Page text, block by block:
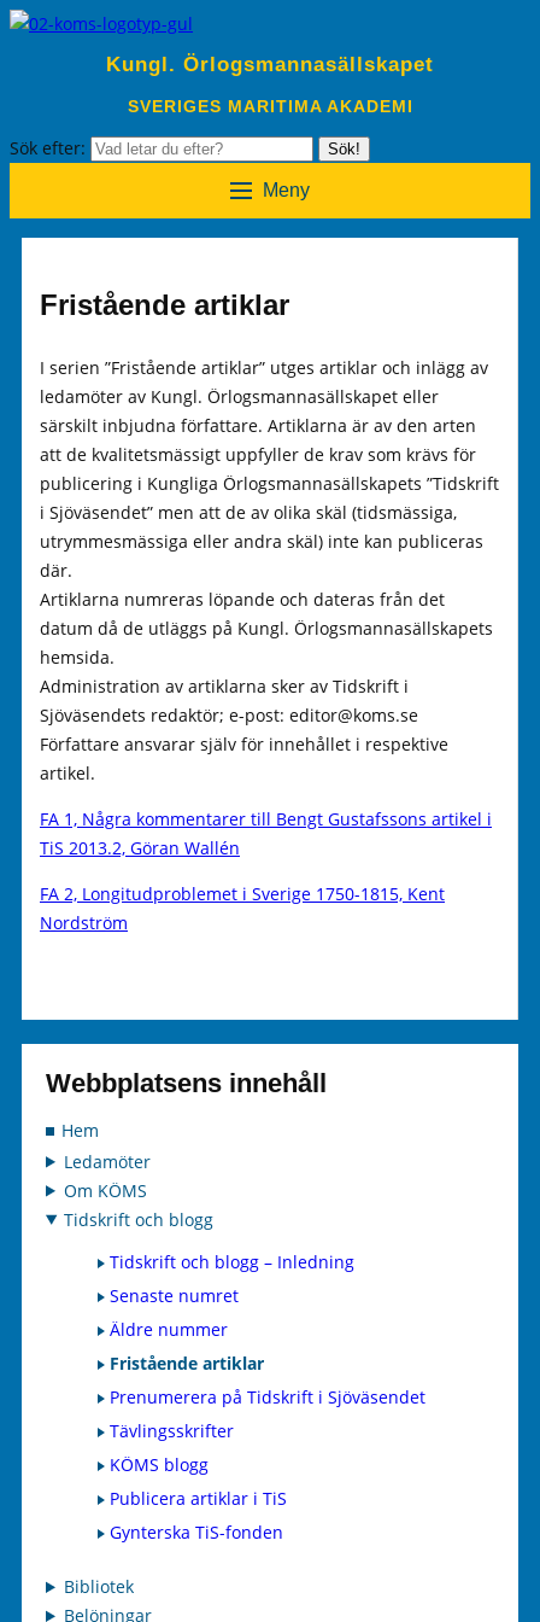
Kungl. Örlogsmannasällskapet
SVERIGES MARITIMA AKADEMI
Sök efter: Sök!
Meny
Fristående artiklar
I serien ”Fristående artiklar” utges artiklar och inlägg av
ledamöter av Kungl. Örlogsmannasällskapet eller
särskilt inbjudna författare. Artiklarna är av den arten
att de kvalitetsmässigt uppfyller de krav som krävs för
publicering i Kungliga Örlogsmannasällskapets ”Tidskrift
i Sjöväsendet” men att de av olika skäl (tidsmässiga,
utrymmesmässiga eller andra skäl) inte kan publiceras
där.
Artiklarna numreras löpande och dateras från det
datum då de utläggs på Kungl. Örlogsmannasällskapets
hemsida.
Administration av artiklarna sker av Tidskrift i
Sjöväsendets redaktör; e-post: editor@koms.se
Författare ansvarar själv för innehållet i respektive
artikel.
FA 1, Några kommentarer till Bengt Gustafssons artikel i
TiS 2013.2, Göran Wallén
FA 2, Longitudproblemet i Sverige 1750-1815, Kent
Nordström
Webbplatsens innehåll
Hem
Ledamöter
Om KÖMS
Tidskrift och blogg
Tidskrift och blogg – Inledning
Senaste numret
Äldre nummer
Fristående artiklar
Prenumerera på Tidskrift i Sjöväsendet
Tävlingsskrifter
KÖMS blogg
Publicera artiklar i TiS
Gynterska TiS-fonden
Bibliotek
Belöningar